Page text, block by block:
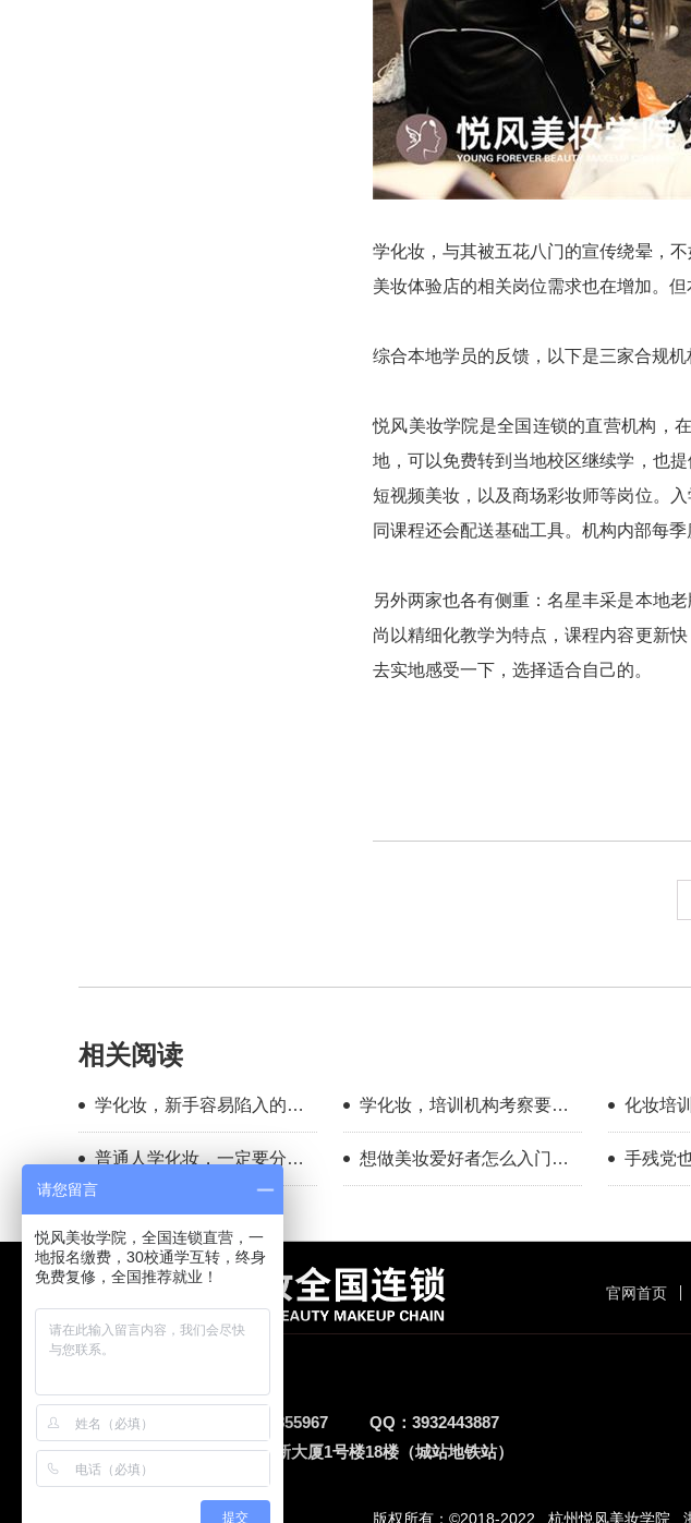
学化妆，与其被五花八门的宣传绕晕，
美妆体验店的相关岗位需求也在增加。
综合本地学员的反馈，以下是三家合规
悦风美妆学院是全国连锁的直营机构，
地，可以免费转到当地校区继续学，也
短视频美妆，以及商场彩妆师等岗位。
同课程还会配送基础工具。机构内部每
另外两家也各有侧重：名星丰采是本地
尚以精细化教学为特点，课程内容更新
去实地感受一下，选择适合自己的。
相关阅读
学化妆，新手容易陷入的几
个认知误区
学化妆，培训机构考察要看
哪几点
化妆培
度做横
普通人学化妆，一定要分清
你的学习目标
想做美妆爱好者怎么入门？
新手入门完整流程指南
手残党
校怎么
官网首页
电话：15868834608 13291855967 QQ： 3932443887
地址：杭州市上城区泰地万新大厦1号楼18楼（城站地铁站）
版权所有：©2018-2022 杭州悦风美妆学院
请您留言
悦风美妆学院，全国连锁直营，一
地报名缴费，30校通学互转，终身
免费复修，全国推荐就业！
提交